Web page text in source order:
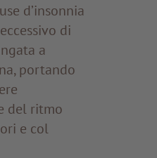
d’insonnia
di
a
portando
del ritmo
e col